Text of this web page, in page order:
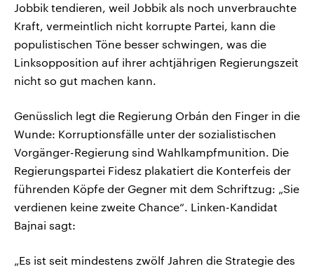
Jobbik tendieren, weil Jobbik als noch unverbrauchte
Kraft, vermeintlich nicht korrupte Partei, kann die
populistischen Töne besser schwingen, was die
Linksopposition auf ihrer achtjährigen Regierungszeit
nicht so gut machen kann.
Genüsslich legt die Regierung Orbán den Finger in die
Wunde: Korruptionsfälle unter der sozialistischen
Vorgänger-Regierung sind Wahlkampfmunition. Die
Regierungspartei Fidesz plakatiert die Konterfeis der
führenden Köpfe der Gegner mit dem Schriftzug: „Sie
verdienen keine zweite Chance“. Linken-Kandidat
Bajnai sagt:
„Es ist seit mindestens zwölf Jahren die Strategie des